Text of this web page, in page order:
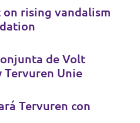
positiva en términos
on rising vandalism
de Volt
Tervuren Unie
Tervuren con